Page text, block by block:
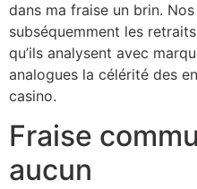
dans ma fraise un brin.
subséquemment les
qu’ils analysent avec
analogues la célérité des
casino.
Fraise
aucun